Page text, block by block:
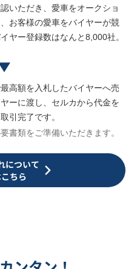
いただき、愛車をオークショ
お客様の愛車をバイヤーが競
ヤー登録数はなんと8,000社。
高額を入札したバイヤーへ売
ーに渡し、セルカから代金を
引完了です。
書類をご準備いただきます。
について
ちら